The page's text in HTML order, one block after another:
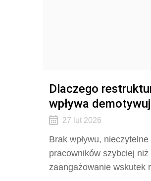
Dlaczego
wpływa
27 lut 2026
Brak wpływu,
pracowników szybciej
zaangażowanie wskutek